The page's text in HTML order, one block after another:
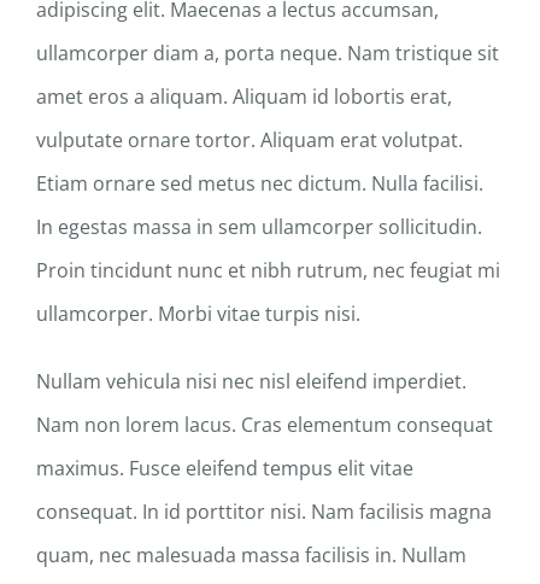
adipiscing elit. Maecenas a lectus accumsan,
ullamcorper diam a, porta neque. Nam tristique sit
amet eros a aliquam. Aliquam id lobortis erat,
vulputate ornare tortor. Aliquam erat volutpat.
Etiam ornare sed metus nec dictum. Nulla facilisi.
In egestas massa in sem ullamcorper sollicitudin.
Proin tincidunt nunc et nibh rutrum, nec feugiat mi
ullamcorper. Morbi vitae turpis nisi.
Nullam vehicula nisi nec nisl eleifend imperdiet.
Nam non lorem lacus. Cras elementum consequat
maximus. Fusce eleifend tempus elit vitae
consequat. In id porttitor nisi. Nam facilisis magna
quam, nec malesuada massa facilisis in. Nullam